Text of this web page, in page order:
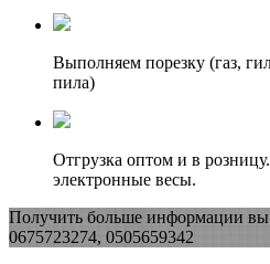
Выполняем порезку (газ,
пила)
Отгрузка оптом и в
электронные весы.
Получить больше информации
0675723274, 0505659342